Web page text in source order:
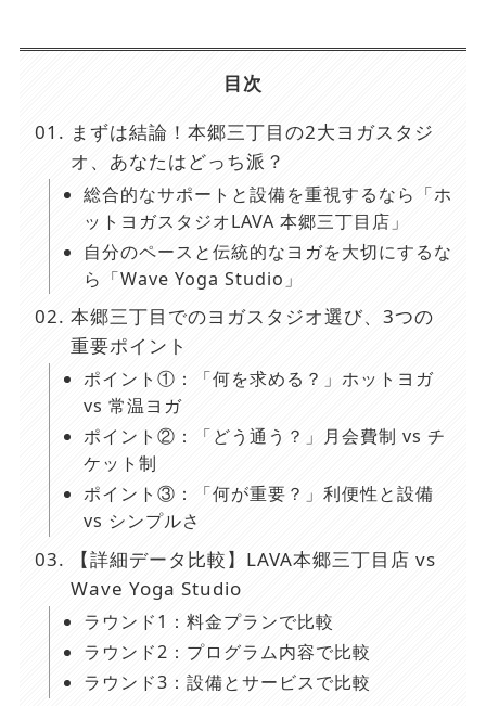
目次
まずは結論！本郷三丁目の2大ヨガスタジ
オ、あなたはどっち派？
総合的なサポートと設備を重視するなら「ホ
ットヨガスタジオLAVA 本郷三丁目店」
自分のペースと伝統的なヨガを大切にするな
ら「Wave Yoga Studio」
本郷三丁目でのヨガスタジオ選び、3つの
重要ポイント
ポイント①：「何を求める？」ホットヨガ
vs 常温ヨガ
ポイント②：「どう通う？」月会費制 vs チ
ケット制
ポイント③：「何が重要？」利便性と設備
vs シンプルさ
【詳細データ比較】LAVA本郷三丁目店 vs
Wave Yoga Studio
ラウンド1：料金プランで比較
ラウンド2：プログラム内容で比較
ラウンド3：設備とサービスで比較